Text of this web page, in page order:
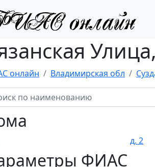
онлайн Владимирская обл
д. 2
ФИАС